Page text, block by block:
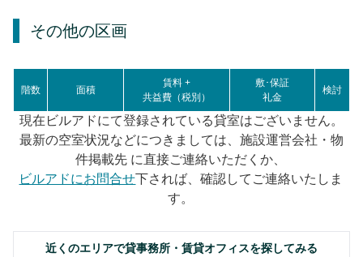
その他の区画
階数 面積
賃料 +
共益費（税別）
敷･保証
礼金
検討
現在ビルアドにて登録されている貸室はございません。
最新の空室状況などにつきましては、施設運営会社・物
件掲載先 に直接ご連絡いただくか、
ビルアドにお問合せ下されば、確認してご連絡いたしま
す。
近くのエリアで貸事務所・賃貸オフィスを探してみる